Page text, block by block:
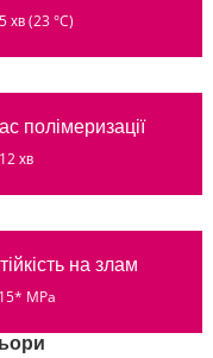
хв (23 °C)
полімеризації
хв
на злам
MPa